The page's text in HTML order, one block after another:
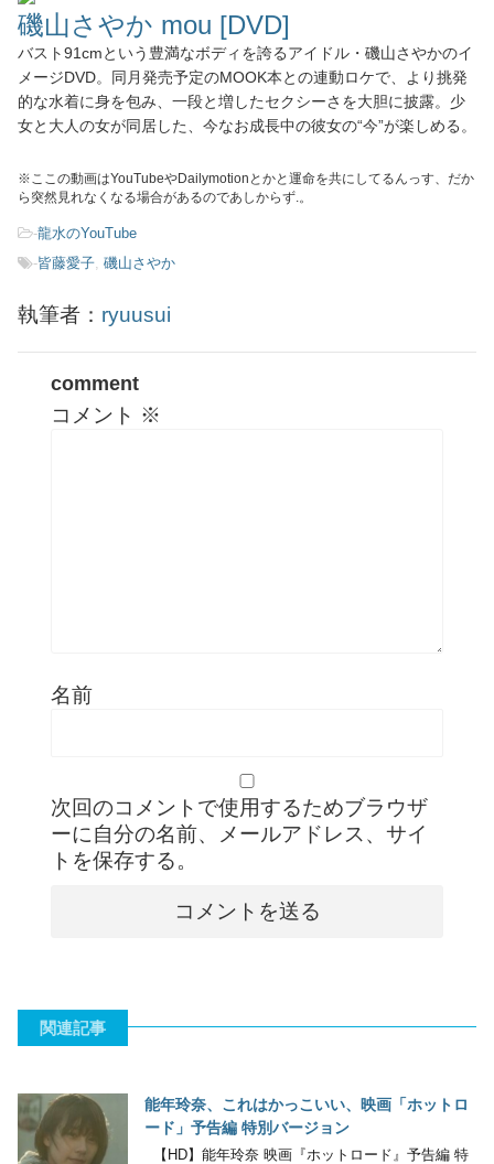
磯山さやか mou [DVD]
バスト91cmという豊満なボディを誇るアイドル・磯山さやかのイ
メージDVD。同月発売予定のMOOK本との連動ロケで、より挑発
的な水着に身を包み、一段と増したセクシーさを大胆に披露。少
女と大人の女が同居した、今なお成長中の彼女の“今”が楽しめる。
※ここの動画はYouTubeやDailymotionとかと運命を共にしてるんっす、だか
ら突然見れなくなる場合があるのであしからず.。
-龍水のYouTube
-皆藤愛子 磯山さやか
執筆者： ryuusui
comment
コメント ※
名前
次回のコメントで使用するためブラウザ
ーに自分の名前、メールアドレス、サイ
トを保存する。
関連記事
能年玲奈、これはかっこいい、映画「ホットロ
ード」予告編 特別バージョン
【HD】能年玲奈 映画『ホットロード』予告編 特